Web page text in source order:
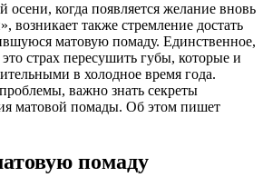
когда появляется желание вновь
возникает также стремление достать
матовую помаду. Единственное,
страх пересушить губы, которые и
в холодное время года.
важно знать секреты
матовой помады. Об этом пишет
помаду